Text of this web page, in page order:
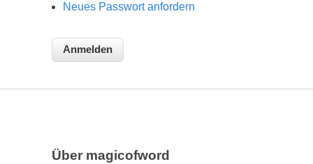
Neues Passwort anfordern
Über magicofword